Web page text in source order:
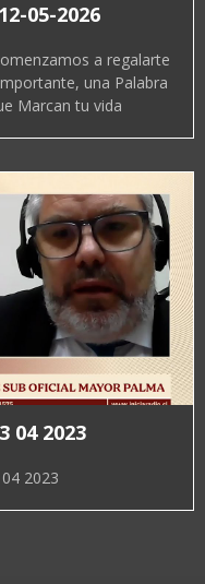
05-2026
a regalarte
una Palabra
Marcan tu vida
04 2023
2023